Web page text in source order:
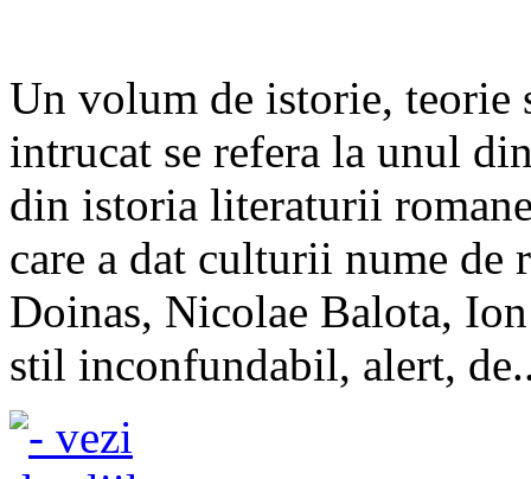
Un volum de istorie, teorie
intrucat se refera la unul
din istoria literaturii
care a dat culturii nume de
Doinas, Nicolae Balota,
stil inconfundabil, alert,